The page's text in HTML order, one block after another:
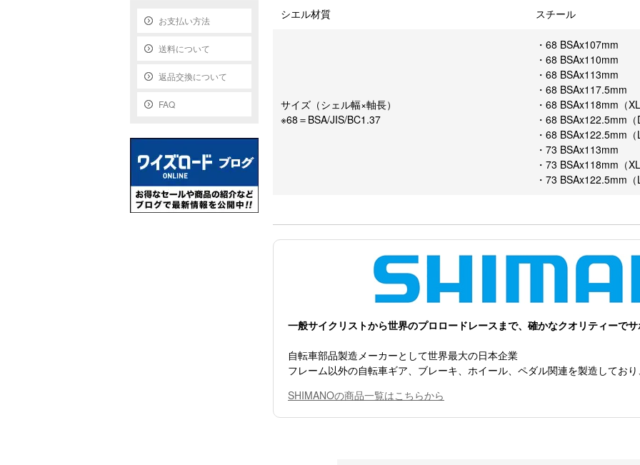
シエル材質 スチール
サイズ（シェル幅×軸長）
※68＝BSA/JIS/BC1.37
・68 BSAx107mm
・68 BSAx110mm
・68 BSAx113mm
・68 BSAx117.5mm
・68 BSAx118mm（XL
・68 BSAx122.5mm（
・68 BSAx122.5mm（
・73 BSAx113mm
・73 BSAx118mm（XL
・73 BSAx122.5mm（
一般サイクリストから世界のプロロードレースまで、確かなクオリティーでサ
自転車部品製造メーカーとして世界最大の日本企業
フレーム以外の自転車ギア、ブレーキ、ホイール、ペダル関連を製造してお
SHIMANOの商品一覧はこちらから
お支払い方法
送料について
返品交換について
FAQ